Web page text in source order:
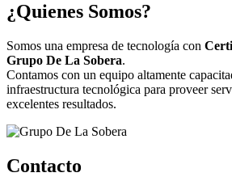
¿Quienes Somos?
Somos una empresa de tecnología con
Grupo De La Sobera.
Contamos con un equipo altamente
infraestructura tecnológica para proveer
excelentes resultados.
Contacto